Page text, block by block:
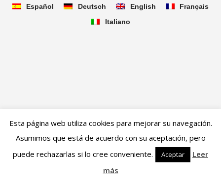
Esta página web utiliza cookies para mejorar su navegación.
Asumimos que está de acuerdo con su aceptación, pero
puede rechazarlas si lo cree conveniente.
Aceptar
Leer
más
Español Deutsch English
Français
Italiano